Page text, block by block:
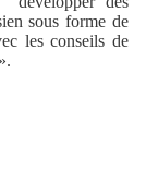
sous forme de
les conseils de